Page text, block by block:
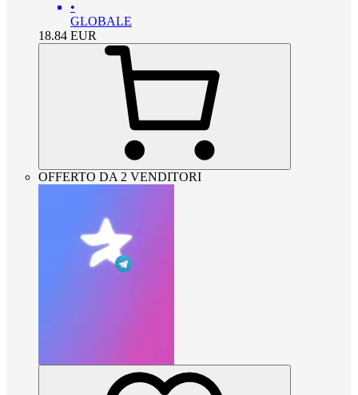
•
GLOBALE
18.84 EUR
OFFERTO DA 2 VENDITORI